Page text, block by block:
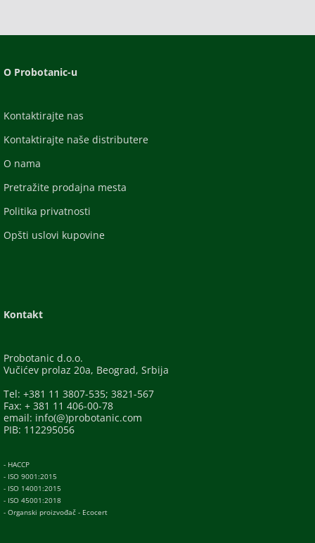
O Probotanic-u
Kontaktirajte nas
Kontaktirajte naše distributere
O nama
Pretražite prodajna mesta
Politika privatnosti
Opšti uslovi kupovine
Kontakt
Probotanic d.o.o.
Vučićev prolaz 20a, Beograd, Srbija
Tel: +381 11 3807-535; 3821-567
Fax: + 381 11 406-00-78
email: info(@)probotanic.com
PIB: 112295056
- HACCP
- ISO 9001:2015
- ISO 14001:2015
- ISO 45001:2018
- Organski proizvođač - Ecocert